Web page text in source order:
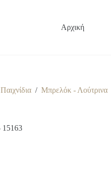
Αρχική
Παιχνίδια / Μπρελόκ - Λούτρινα